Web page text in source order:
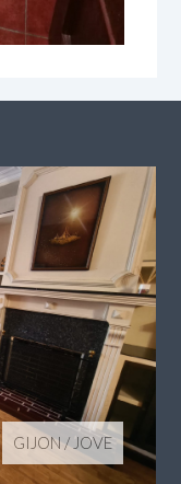
GIJON/ JOVE